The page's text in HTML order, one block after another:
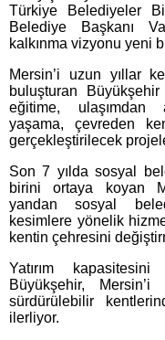
Türkiye Belediyeler
Belediye Başkanı
kalkınma vizyonu yeni
Mersin’i uzun yıllar
buluşturan
eğitime, ulaşımdan
yaşama, çevreden
gerçekleştirilecek
Son 7 yılda sosyal
birini ortaya koyan
yandan sosyal
kesimlere yönelik
kentin çehresini
Yatırım kapasitesini
Büyükşehir,
sürdürülebilir
ilerliyor.